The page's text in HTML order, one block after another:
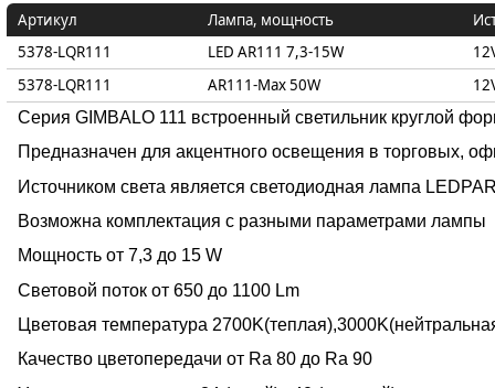
Артикул Лампа, мощность
5378-LQR111
LED AR111 7,3-15W
5378-LQR111
AR111-Max 50W
Серия GIMBALO 111 встроенный светильник круглой
Предназначен для акцентного освещения в торговых,
Источником света является светодиодная лампа
Возможна комплектация с разными параметрами лампы
Мощность от 7,3 до 15 W
Световой поток от 650 до 1100 Lm
Цветовая температура
Качество цветопередачи от Ra 80 до Ra 90